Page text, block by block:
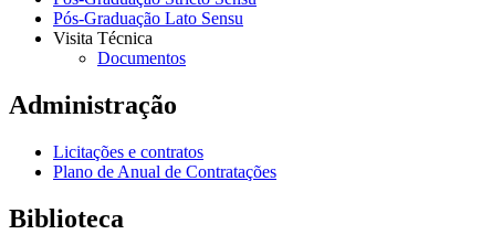
Pós-Graduação Lato Sensu
Visita Técnica
Documentos
Administração
Licitações e contratos
Plano de Anual de Contratações
Biblioteca